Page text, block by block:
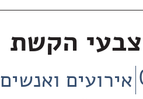
הקשת
אירועים ואנשים